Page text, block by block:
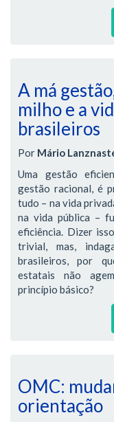
A má
milho e a
brasileiros
Por Mário
Uma gestão
gestão racional, é
tudo – na vida
na vida pública –
eficiência. Dizer
trivial, mas,
brasileiros, por
estatais não
princípio básico?
OMC:
orientação